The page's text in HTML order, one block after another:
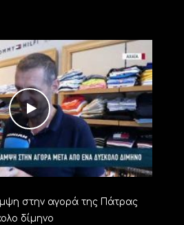
στην αγορά της Πάτρας
δίμηνο